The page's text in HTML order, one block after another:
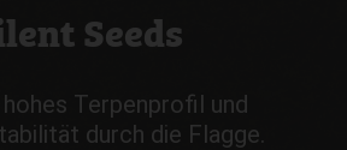
Seeds
Terpenprofil und
durch die Flagge.